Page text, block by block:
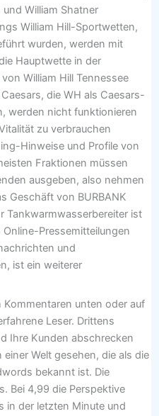
William Shatner
William Hill-Sportwetten,
wurden, werden mit
Hauptwette in der
William Hill Tennessee
die WH als Caesars-
werden nicht funktionieren
zu verbrauchen
Hinweise und Profile von
Fraktionen müssen
ausgeben, also nehmen
Geschäft von BURBANK
Tankwarmwasserbereiter ist
Pressemitteilungen
und
ist ein weiterer
unten oder auf
Leser. Drittens
Ihre Kunden abschrecken
Welt gesehen, die als die
bekannt ist. Die
Bei 4,99 die Perspektive
in der letzten Minute und